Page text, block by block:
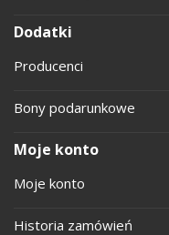
Dodatki
Producenci
Bony podarunkowe
Moje konto
Moje konto
Historia zamówień